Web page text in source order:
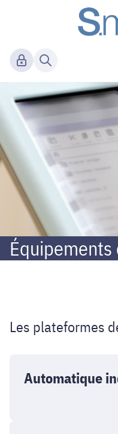
S.mart
-
Plateformes
Les plateformes
Automatique